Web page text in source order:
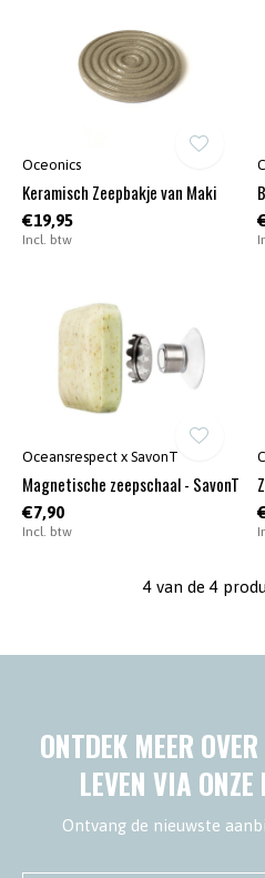
Oceonics
Keramisch Zeepbakje van Maki
€19,95
Incl. btw
Oceansrespect x SavonT
Magnetische zeepschaal - SavonT
€7,90
Incl. btw
4 van de 4
ONTDEK MEER
LEVEN VIA
Ontvang de nieuwste